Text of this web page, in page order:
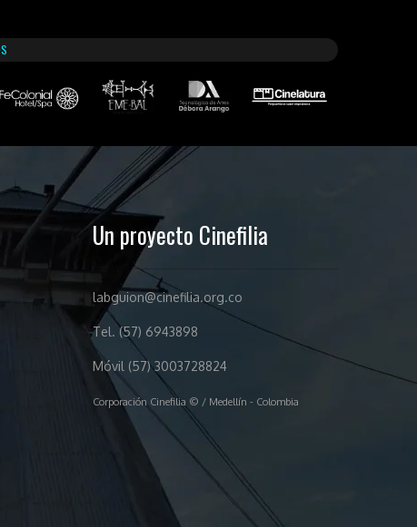
Un proyecto Cinefilia
labguion@cinefilia.org.co
Tel. (57) 6943898
Móvil (57) 3003728824
Corporación Cinefilia © / Medellín - Colombia